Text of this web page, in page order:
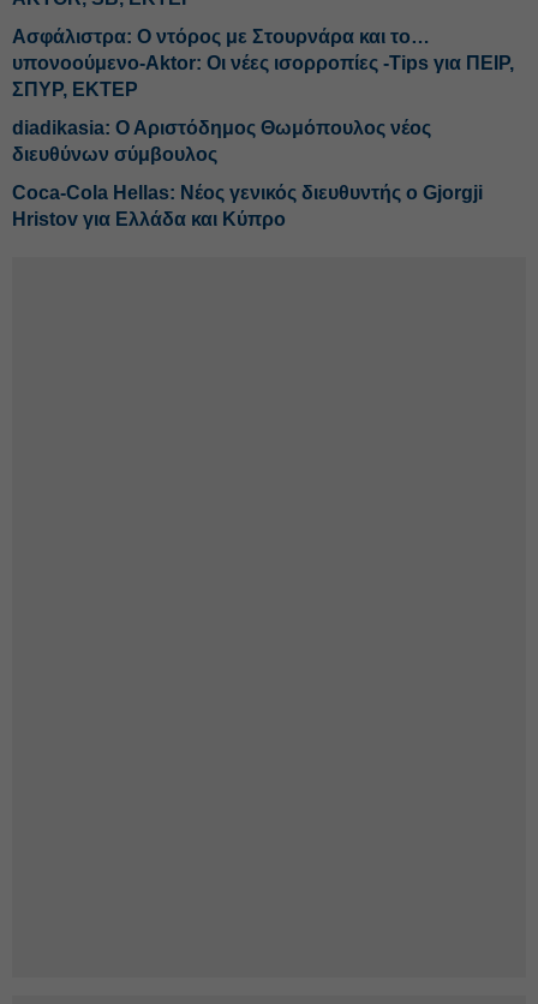
Ασφάλιστρα: Ο ντόρος με Στουρνάρα και το…
υπονοούμενο-Aktor: Οι νέες ισορροπίες -Tips για ΠΕΙΡ,
ΣΠΥΡ, ΕΚΤΕΡ
diadikasia: Ο Αριστόδημος Θωμόπουλος νέος
διευθύνων σύμβουλος
Coca-Cola Hellas: Νέος γενικός διευθυντής ο Gjorgji
Hristov για Ελλάδα και Κύπρο